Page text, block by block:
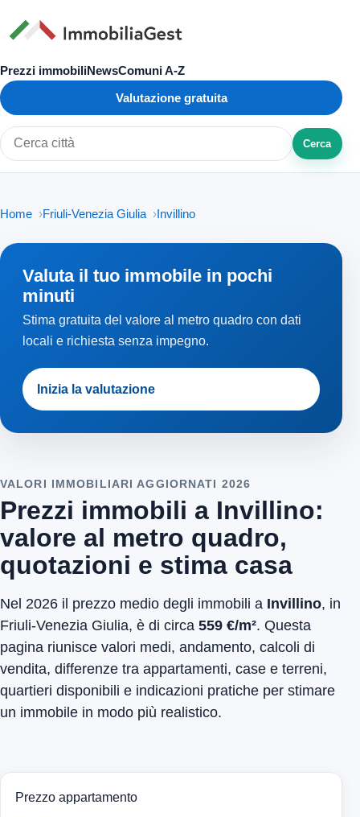
Prezzi immobiliNewsComuni A-Z
Valutazione gratuita
Cerca città o zona
Cerca
Home Friuli-Venezia Giulia Invillino
Valuta il tuo immobile in pochi
minuti
Stima gratuita del valore al metro quadro con dati
locali e richiesta senza impegno.
Inizia la valutazione
VALORI IMMOBILIARI AGGIORNATI 2026
Prezzi immobili a Invillino:
valore al metro quadro,
quotazioni e stima casa
Nel 2026 il prezzo medio degli immobili a Invillino, in
Friuli-Venezia Giulia, è di circa 559 €/m². Questa
pagina riunisce valori medi, andamento, calcoli di
vendita, differenze tra appartamenti, case e terreni,
quartieri disponibili e indicazioni pratiche per stimare
un immobile in modo più realistico.
Prezzo appartamento